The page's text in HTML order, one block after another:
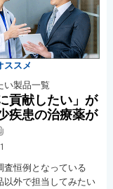
ススメ
い製品一覧
貢献したい」が
疾患の治療薬が
査恒例となっている
以外で担当してみたい